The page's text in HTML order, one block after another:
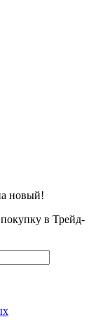
новый!
в Трейд-